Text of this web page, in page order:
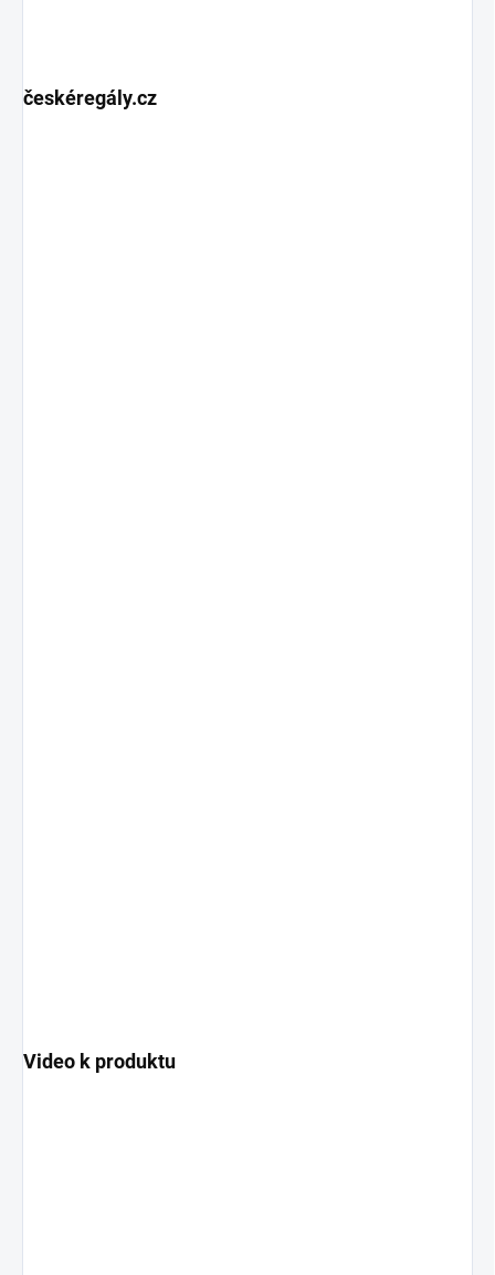
českéregály.cz
Video k produktu